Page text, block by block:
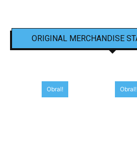
ORIGINAL MERCHANDISE
Obral! Obral!